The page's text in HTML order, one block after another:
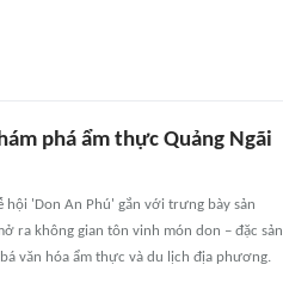
phá ẩm thực Quảng Ngãi
hội 'Don An Phú' gắn với trưng bày sản
ra không gian tôn vinh món don – đặc sản
văn hóa ẩm thực và du lịch địa phương.